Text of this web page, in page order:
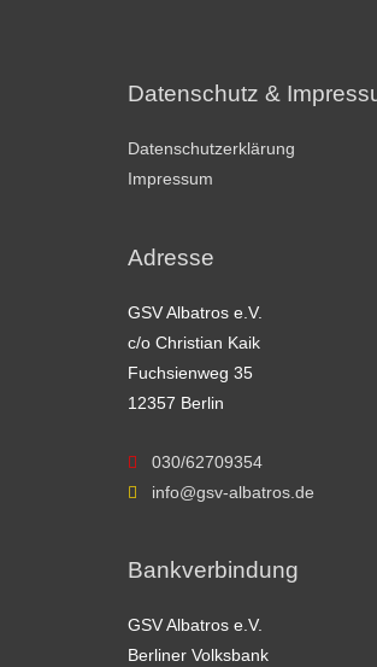
Datenschutz &
Datenschutzerklärung
Impressum
Adresse
GSV Albatros e.V.
c/o Christian Kaik
Fuchsienweg 35
12357 Berlin
030/62709354
info@gsv-albatros.de
Bankverbindung
GSV Albatros e.V.
Berliner Volksbank